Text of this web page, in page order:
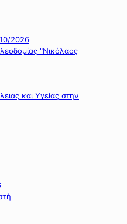
2026
"Νικόλαος
και Υγείας στην